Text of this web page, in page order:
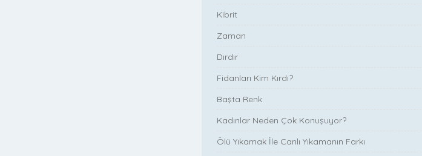
Kibrit
Zaman
Dırdır
Fidanları Kim Kırdı?
Başta Renk
Kadınlar Neden Çok Konuşuyor?
Ölü Yıkamak İle Canlı Yıkamanın Farkı